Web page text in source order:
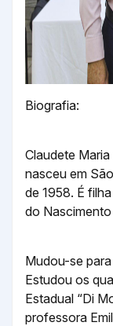
Biografia:
Claudete
nasceu em
de 1958. É
do
Mudou-se
Estudou os
Estadual “Di
professora